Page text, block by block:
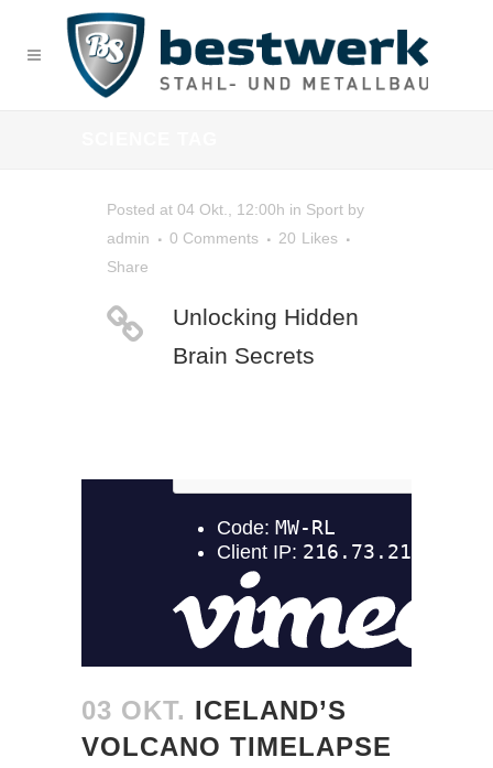
Posted at 04 Okt., 12:00h in Sport by
admin
0 Comments 20 Likes
Share
Unlocking Hidden
Brain Secrets
03 OKT. ICELAND’S
VOLCANO TIMELAPSE